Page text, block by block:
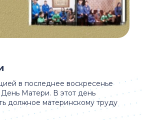
в последнее воскресенье
День Матери. В этот день
должное материнскому труду